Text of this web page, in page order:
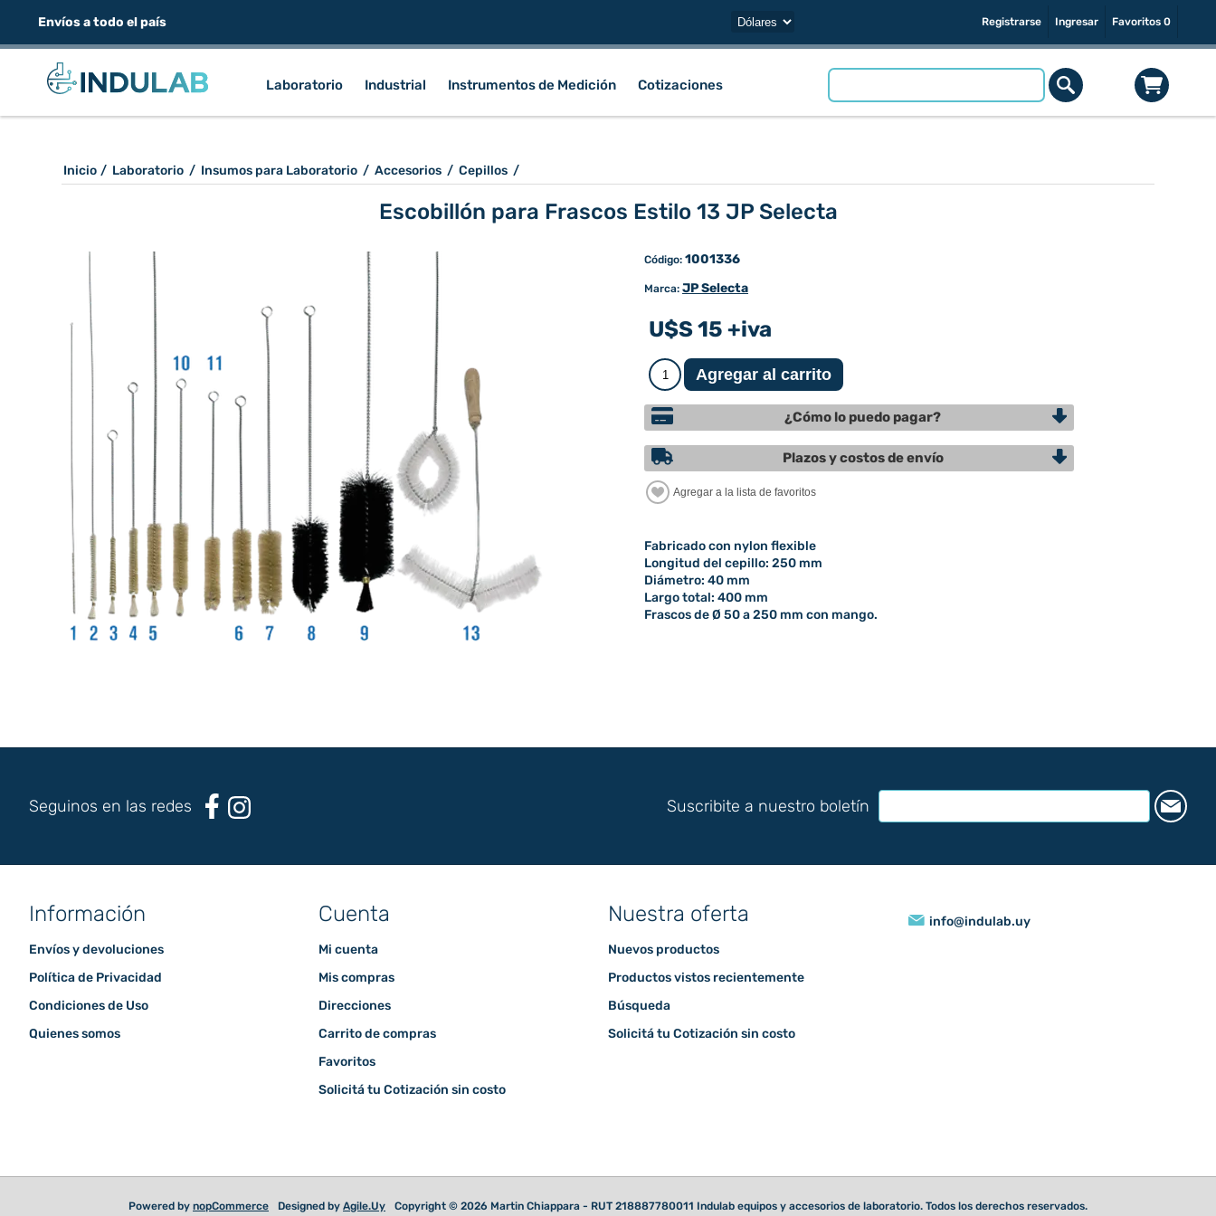
Envíos a todo el país Registrarse Ingresar Favoritos 0
Laboratorio Industrial Instrumentos de Medición Cotizaciones
Inicio / Laboratorio / Insumos para Laboratorio / Accesorios / Cepillos /
Escobillón para Frascos Estilo 13 JP Selecta
Código: 1001336
Marca: JP Selecta
U$S 15 +iva
¿Cómo lo puedo pagar?
Plazos y costos de envío
Fabricado con nylon flexible
Longitud del cepillo: 250 mm
Diámetro: 40 mm
Largo total: 400 mm
Frascos de Ø 50 a 250 mm con mango.
Seguinos en las redes Suscribite a nuestro boletín
Información
Envíos y devoluciones
Política de Privacidad
Condiciones de Uso
Quienes somos
Cuenta
Mi cuenta
Mis compras
Direcciones
Carrito de compras
Favoritos
Solicitá tu Cotización sin costo
Nuestra oferta
Nuevos productos
Productos vistos recientemente
Búsqueda
Solicitá tu Cotización sin costo
info@indulab.uy
Powered by nopCommerce Designed by Agile.Uy Copyright © 2026 Martin Chiappara - RUT 218887780011 Indulab equipos y accesorios de laboratorio. Todos los derechos reservados.